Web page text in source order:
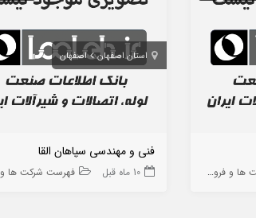
فروشگاه ها
استان اصفهان اصفهان
فنی و مهندسی سپاهان القا
10 ماه قبل فهرست شرکت ها و